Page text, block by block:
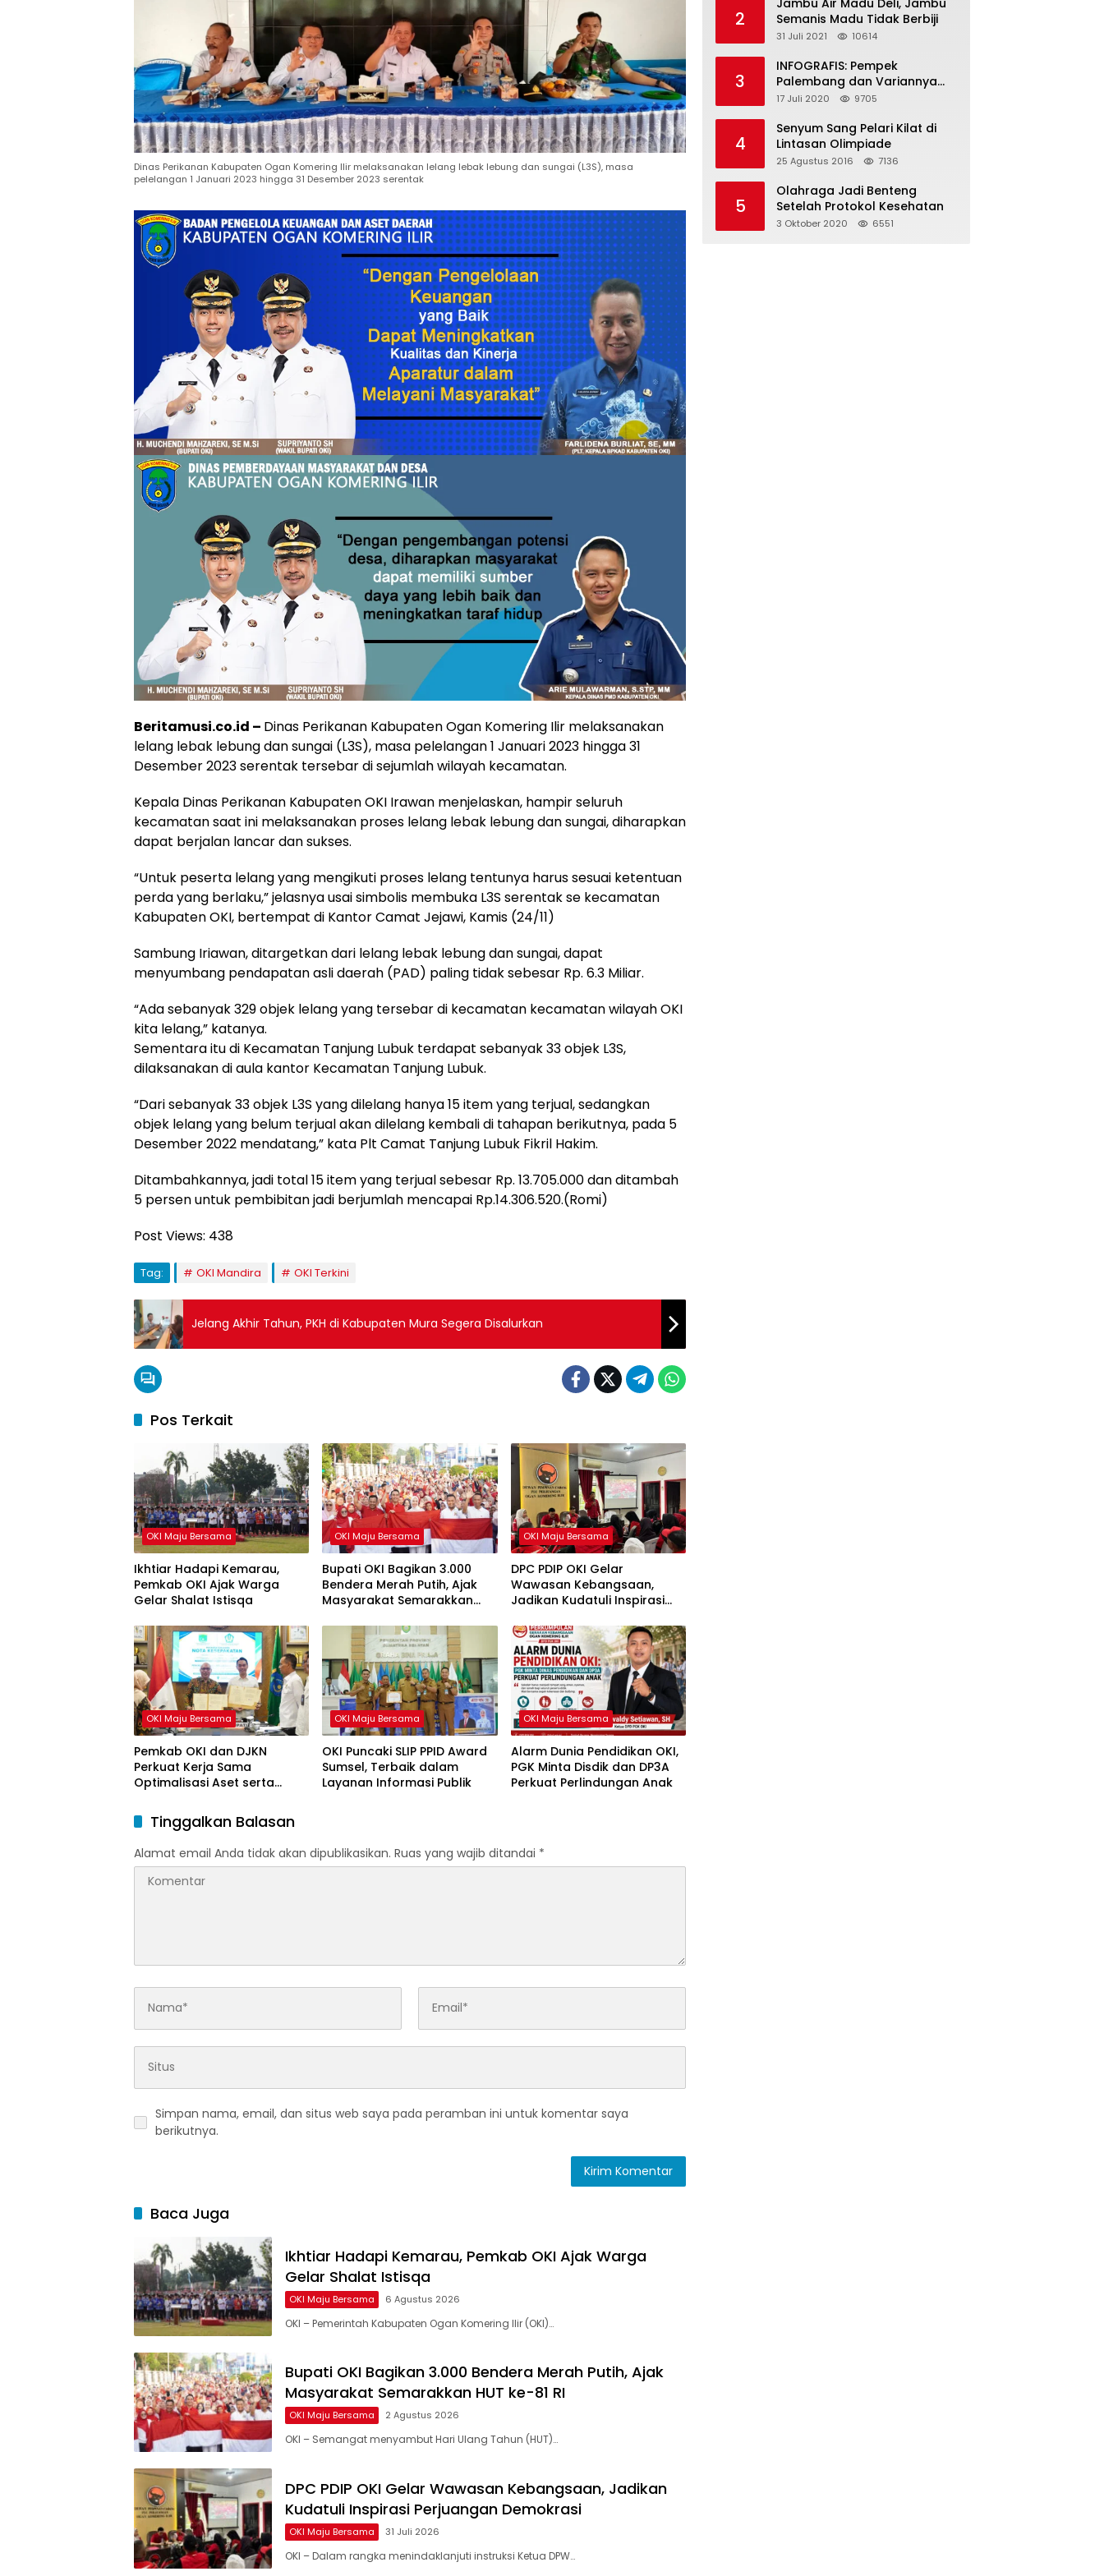
Dinas Perikanan Kabupaten Ogan Komering Ilir melaksanakan lelang lebak lebung dan sungai (L3S), masa
pelelangan 1 Januari 2023 hingga 31 Desember 2023 serentak
Beritamusi.co.id – Dinas Perikanan Kabupaten Ogan Komering Ilir melaksanakan
lelang lebak lebung dan sungai (L3S), masa pelelangan 1 Januari 2023 hingga 31
Desember 2023 serentak tersebar di sejumlah wilayah kecamatan.
Kepala Dinas Perikanan Kabupaten OKI Irawan menjelaskan, hampir seluruh
kecamatan saat ini melaksanakan proses lelang lebak lebung dan sungai, diharapkan
dapat berjalan lancar dan sukses.
“Untuk peserta lelang yang mengikuti proses lelang tentunya harus sesuai ketentuan
perda yang berlaku,” jelasnya usai simbolis membuka L3S serentak se kecamatan
Kabupaten OKI, bertempat di Kantor Camat Jejawi, Kamis (24/11)
Sambung Iriawan, ditargetkan dari lelang lebak lebung dan sungai, dapat
menyumbang pendapatan asli daerah (PAD) paling tidak sebesar Rp. 6.3 Miliar.
“Ada sebanyak 329 objek lelang yang tersebar di kecamatan kecamatan wilayah OKI
kita lelang,” katanya.
Sementara itu di Kecamatan Tanjung Lubuk terdapat sebanyak 33 objek L3S,
dilaksanakan di aula kantor Kecamatan Tanjung Lubuk.
“Dari sebanyak 33 objek L3S yang dilelang hanya 15 item yang terjual, sedangkan
objek lelang yang belum terjual akan dilelang kembali di tahapan berikutnya, pada 5
Desember 2022 mendatang,” kata Plt Camat Tanjung Lubuk Fikril Hakim.
Ditambahkannya, jadi total 15 item yang terjual sebesar Rp. 13.705.000 dan ditambah
5 persen untuk pembibitan jadi berjumlah mencapai Rp.14.306.520.(Romi)
Post Views: 438
Tag: OKI Mandira OKI Terkini
Jelang Akhir Tahun, PKH di Kabupaten Mura Segera Disalurkan
Pos Terkait
OKI Maju Bersama
Ikhtiar Hadapi Kemarau,
Pemkab OKI Ajak Warga
Gelar Shalat Istisqa
OKI Maju Bersama
Bupati OKI Bagikan 3.000
Bendera Merah Putih, Ajak
Masyarakat Semarakkan
OKI Maju Bersama
DPC PDIP OKI Gelar
Wawasan Kebangsaan,
Jadikan Kudatuli Inspirasi
OKI Maju Bersama
Pemkab OKI dan DJKN
Perkuat Kerja Sama
Optimalisasi Aset serta
OKI Maju Bersama
OKI Puncaki SLIP PPID Award
Sumsel, Terbaik dalam
Layanan Informasi Publik
OKI Maju Bersama
Alarm Dunia Pendidikan OKI,
PGK Minta Disdik dan DP3A
Perkuat Perlindungan Anak
Tinggalkan Balasan
Alamat email Anda tidak akan dipublikasikan. Ruas yang wajib ditandai *
Simpan nama, email, dan situs web saya pada peramban ini untuk komentar saya
berikutnya.
Baca Juga
Ikhtiar Hadapi Kemarau, Pemkab OKI Ajak Warga
Gelar Shalat Istisqa
OKI Maju Bersama 6 Agustus 2026
OKI – Pemerintah Kabupaten Ogan Komering Ilir (OKI)…
Bupati OKI Bagikan 3.000 Bendera Merah Putih, Ajak
Masyarakat Semarakkan HUT ke-81 RI
OKI Maju Bersama 2 Agustus 2026
OKI – Semangat menyambut Hari Ulang Tahun (HUT)…
DPC PDIP OKI Gelar Wawasan Kebangsaan, Jadikan
Kudatuli Inspirasi Perjuangan Demokrasi
OKI Maju Bersama 31 Juli 2026
OKI – Dalam rangka menindaklanjuti instruksi Ketua DPW…
2
Jambu Air Madu Deli, Jambu
Semanis Madu Tidak Berbiji
31 Juli 2021 10614
3
INFOGRAFIS: Pempek
Palembang dan Variannya
yang Melegenda
17 Juli 2020 9705
4
Senyum Sang Pelari Kilat di
Lintasan Olimpiade
25 Agustus 2016 7136
5
Olahraga Jadi Benteng
Setelah Protokol Kesehatan
3 Oktober 2020 6551